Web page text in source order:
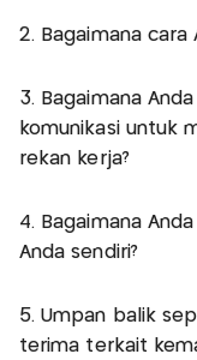
2. Bagaimana cara
3. Bagaimana
komunikasi untuk
rekan kerja?
4. Bagaimana
Anda sendiri?
5. Umpan balik
terima terkait